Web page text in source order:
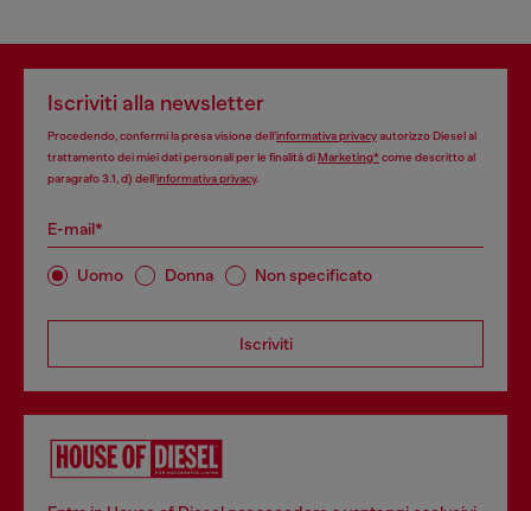
Iscriviti alla newsletter
Procedendo, confermi la presa visione dell’informativa privacyautorizzo Diesel al
trattamento dei miei dati personali per le finalità diMarketing*come descritto al
paragrafo 3.1, d) dell’informativa privacy.
E-mail*
Uomo Donna Non specificato
Iscriviti